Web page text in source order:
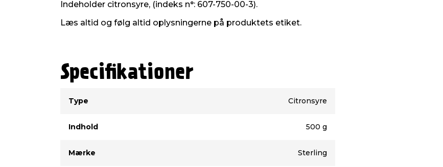
Indeholder citronsyre, (indeks n°: 607-750-00-3).
Læs altid og følg altid oplysningerne på produktets etiket.
Specifikationer
Type
Citronsyre
Indhold 500 g
Mærke Sterling